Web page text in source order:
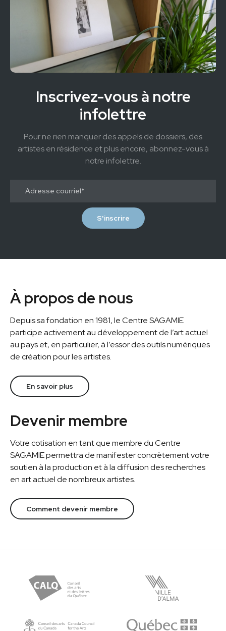
Inscrivez-vous à notre
infolettre
Pour ne rien manquer des appels de dossiers, des
artistes en résidence et plus encore, abonnez-vous à
notre infolettre.
À propos de nous
Depuis sa fondation en 1981, le Centre SAGAMIE
participe activement au développement de l’art actuel
au pays et, en particulier, à l’essor des outils numériques
de création pour les artistes.
En savoir plus
Devenir membre
Votre cotisation en tant que membre du Centre
SAGAMIE permettra de manifester concrètement votre
soutien à la production et à la diffusion des recherches
en art actuel de nombreux artistes.
Comment devenir membre